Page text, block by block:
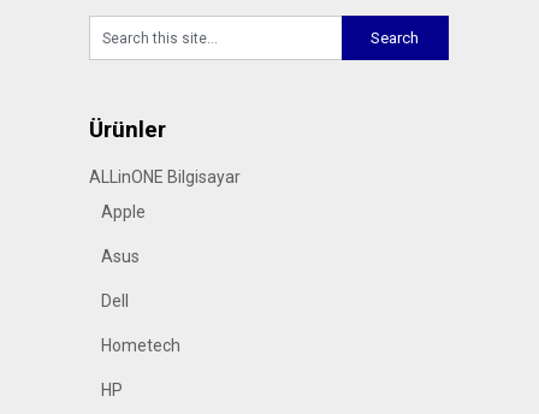
Ürünler
ALLinONE Bilgisayar
Apple
Asus
Dell
Hometech
HP